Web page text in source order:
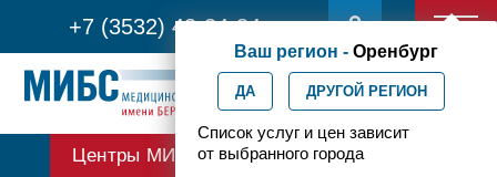
+7 (3532) 43-34-84
Ваш регион - Оренбург
ДА ДРУГОЙ РЕГИОН
Список услуг и цен зависит
от выбранного города
Центры МИБС Протонная терапия